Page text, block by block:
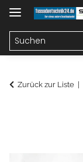
Zurück zur Liste